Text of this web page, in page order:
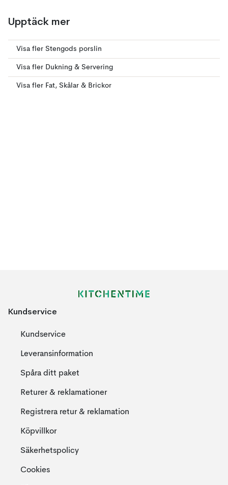
Upptäck mer
Visa fler Stengods porslin
Visa fler Dukning & Servering
Visa fler Fat, Skålar & Brickor
Kundservice
Kundservice
Leveransinformation
Spåra ditt paket
Returer & reklamationer
Registrera retur & reklamation
Köpvillkor
Säkerhetspolicy
Cookies